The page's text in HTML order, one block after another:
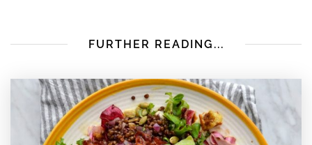
FURTHER READING...